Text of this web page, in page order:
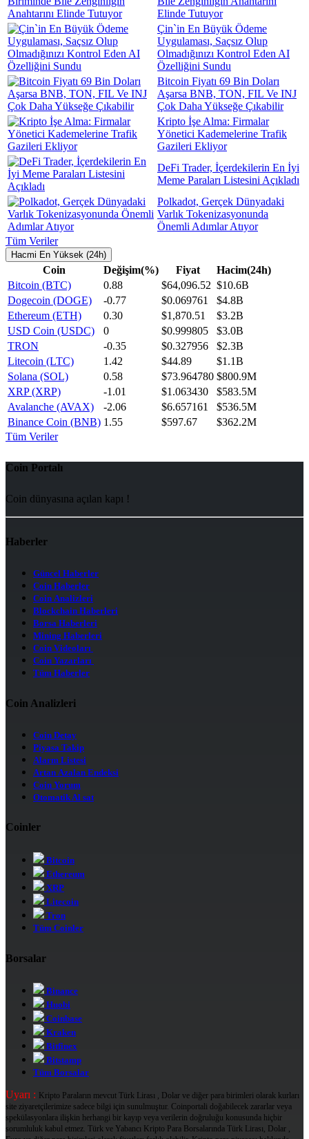
Elinde Tutuyor
Çin`in En Büyük Ödeme
Uygulaması, Saçsız Olup
Olmadığınızı Kontrol Eden AI
Özelliğini Sundu
Bitcoin Fiyatı 69 Bin Doları
Aşarsa BNB, TON, FIL Ve INJ
Çok Daha Yükseğe Çıkabilir
Kripto İşe Alma: Firmalar
Yönetici Kademelerine Trafik
Gazileri Ekliyor
DeFi Trader, İçerdekilerin En İyi
Meme Paraları Listesini Açıkladı
Polkadot, Gerçek Dünyadaki
Varlık Tokenizasyonunda
Önemli Adımlar Atıyor
Tüm Veriler
Hacmi En Yüksek (24h)
Coin Değişim(%) Fiyat
Hacim(24h)
Bitcoin (BTC)
0.88 $64,096.52 $10.6B
Dogecoin (DOGE)
-0.77 $0.069761
$4.8B
Ethereum (ETH)
0.30 $1,870.51
$3.2B
USD Coin (USDC)
0 $0.999805
$3.0B
TRON
-0.35 $0.327956
$2.3B
Litecoin (LTC)
1.42 $44.89
$1.1B
Solana (SOL)
0.58 $73.964780 $800.9M
XRP (XRP)
-1.01 $1.063430
$583.5M
Avalanche (AVAX)
-2.06 $6.657161
$536.5M
Binance Coin (BNB) 1.55 $597.67
$362.2M
Tüm Veriler
Coin Portalı
Coin dünyasına açılan kapı !
Haberler
Güncel Haberler
Coin Haberler
Coin Analizleri
Blockchain Haberleri
Borsa Haberleri
Mining Haberleri
Coin Videoları
Coin Yazarları
Tüm Haberler
Coin Analizleri
Coin Detay
Piyasa Takip
Alarm Listesi
Artan Azalan Endeksi
Coin Yorum
Otomatik Al sat
Coinler
Bitcoin
Ethereum
XRP
Litecoin
Tron
Tüm Coinler
Borsalar
Binance
Huobi
Coinbase
Kraken
Bitfinex
Bitstamp
Tüm Borsalar
Uyarı : Kripto Paraların mevcut Türk Lirası , Dolar ve diğer para birimleri olarak kurları
site ziyaretçilerimize sadece bilgi için sunulmuştur. Coinportali doğabilecek zararlar veya
spekülasyonlara ilişkin herhangi bir kayıp veya verilerin doğruluğu konusunda hiçbir
sorumluluk kabul etmez. Türk ve Yabancı Kripto Para Borsalarında Türk Lirası, Dolar ,